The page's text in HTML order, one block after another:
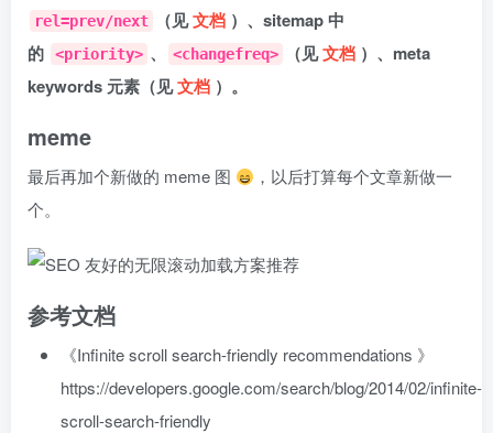
rel=prev/next （见文档 ）、sitemap 中
的
<priority> 、 <changefreq> （见文档 ）、meta
keywords 元素（见文档 ）。
meme
最后再加个新做的 meme 图
，以后打算每个文章新做一
个。
参考文档
《Infinite scroll search-friendly recommendations 》
https://developers.google.com/search/blog/2014/02/infinite-
scroll-search-friendly